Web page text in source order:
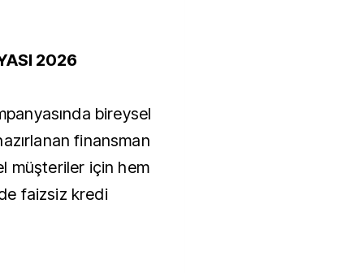
2026
bireysel
finansman
müşteriler için hem
faizsiz kredi